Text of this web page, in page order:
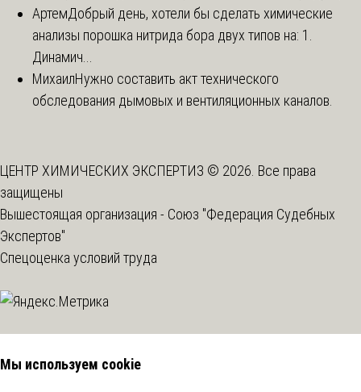
АртемДобрый день, хотели бы сделать химические
анализы порошка нитрида бора двух типов на: 1.
Динамич...
МихаилНужно составить акт технического
обследования дымовых и вентиляционных каналов.
ЦЕНТР ХИМИЧЕСКИХ ЭКСПЕРТИЗ © 2026. Все права
защищены
Вышестоящая организация - Союз "Федерация Судебных
Экспертов"
Спецоценка условий труда
Мы используем cookie